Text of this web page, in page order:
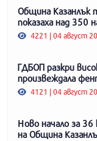
Община Казанлък
показаха над 350
4221 | 04 август
ГДБОП разкри
произвеждала
4121 | 04 август
Ново начало за
на Община